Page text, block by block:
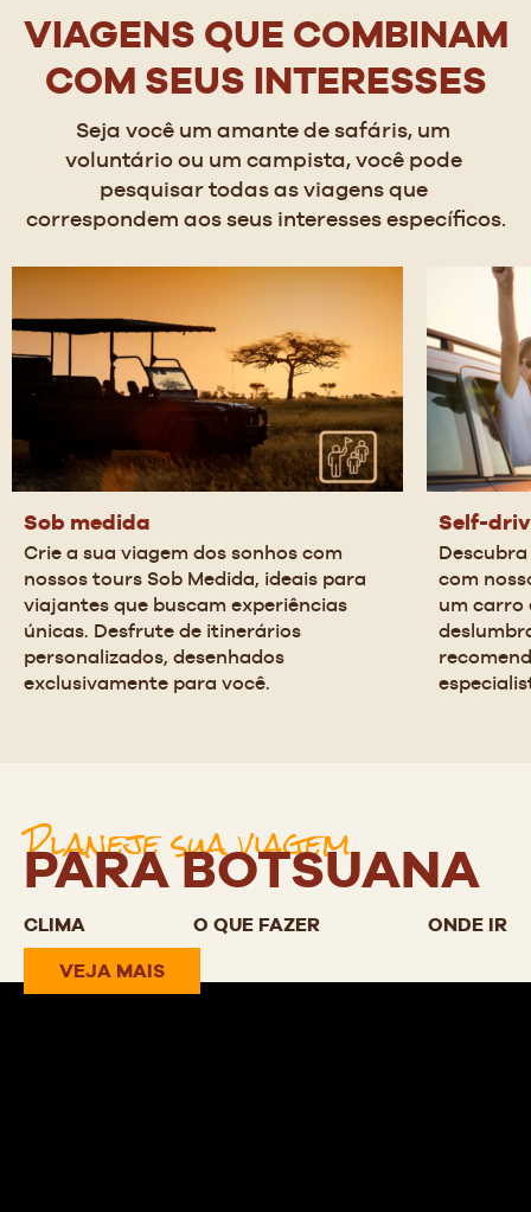
VIAGENS QUE COMBINAM
COM SEUS INTERESSES
Seja você um amante de safáris, um
voluntário ou um campista, você pode
pesquisar todas as viagens que
correspondem aos seus interesses específicos.
Sob medida
Crie a sua viagem dos sonhos com
nossos tours Sob Medida, ideais para
viajantes que buscam experiências
únicas. Desfrute de itinerários
personalizados, desenhados
exclusivamente para você.
Self-
com
um carro
Planeje sua viagem
PARA BOTSUANA
CLIMA O QUE FAZER ONDE IR
VEJA MAIS